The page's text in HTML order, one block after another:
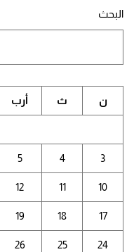
البحث
ن ث أرب
3
4
5
10
11
12
17
18
19
24
25
26